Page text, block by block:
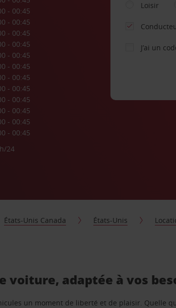
- 00:45
- 00:45
- 00:45
- 00:45
- 00:45
- 00:45
- 00:45
- 00:45
- 00:45
- 00:45
- 00:45
- 00:45
24
Loisir
J’ai un
États-Unis Canada États-Unis
voiture, adaptée à vos
un moment de liberté et de plaisir. Quelle